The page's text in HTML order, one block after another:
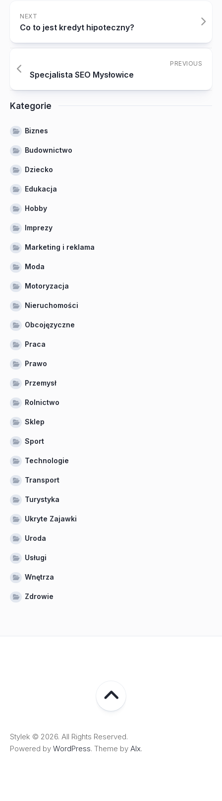
NEXT
Co to jest kredyt hipoteczny?
PREVIOUS
Specjalista SEO Mysłowice
Kategorie
Biznes
Budownictwo
Dziecko
Edukacja
Hobby
Imprezy
Marketing i reklama
Moda
Motoryzacja
Nieruchomości
Obcojęzyczne
Praca
Prawo
Przemysł
Rolnictwo
Sklep
Sport
Technologie
Transport
Turystyka
Ukryte Zajawki
Uroda
Usługi
Wnętrza
Zdrowie
Stylek © 2026. All Rights Reserved.
Powered by WordPress. Theme by Alx.